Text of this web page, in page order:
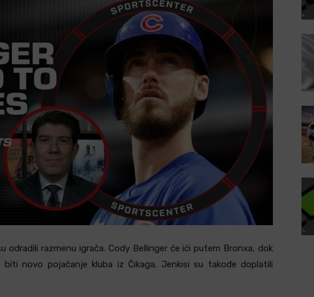
odradili razmenu igrača. Cody Bellinger će ići putem Bronxa, dok
novo pojačanje kluba iz Čikaga. Jenkisi su takođe doplatili